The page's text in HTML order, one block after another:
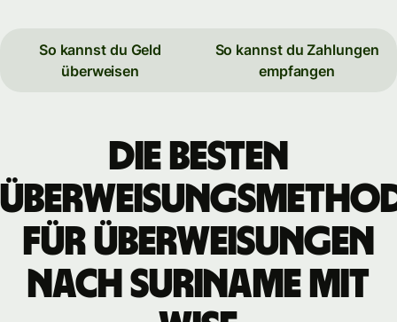
So kannst du Geld
überweisen
So kannst du Zahlungen
empfangen
Die besten
für Überweisungen
nach Suriname mit